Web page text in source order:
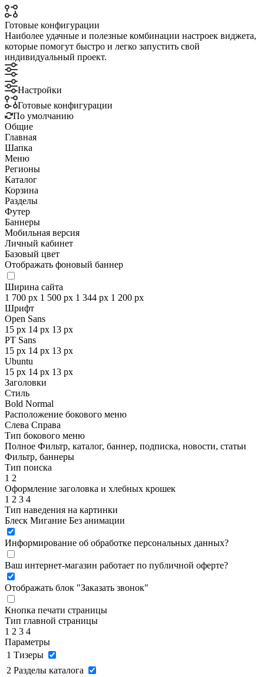
Готовые конфигурации
Наиболее удачные и полезные комбинации настроек виджета,
которые помогут быстро и легко запустить свой
индивидуальный проект.
Настройки
Готовые конфигурации
По умолчанию
Общие
Главная
Шапка
Меню
Регионы
Каталог
Корзина
Разделы
Футер
Баннеры
Мобильная версия
Личный кабинет
Базовый цвет
Отображать фоновый баннер
Ширина сайта
1 700 px 1 500 px 1 344 px 1 200 px
Шрифт
Open Sans
15 px 14 px 13 px
PT Sans
15 px 14 px 13 px
Ubuntu
15 px 14 px 13 px
Заголовки
Стиль
Bold Normal
Расположение бокового меню
Слева Справа
Тип бокового меню
Полное Фильтр, каталог, баннер, подписка, новости, статьи
Фильтр, баннеры
Тип поиска
1 2
Оформление заголовка и хлебных крошек
1 2 3 4
Тип наведения на картинки
Блеск Мигание Без анимации
Информирование об обработке персональных данных?
Ваш интернет-магазин работает по публичной оферте?
Отображать блок "Заказать звонок"
Кнопка печати страницы
Тип главной страницы
1 2 3 4
Параметры
1 Тизеры
2 Разделы каталога